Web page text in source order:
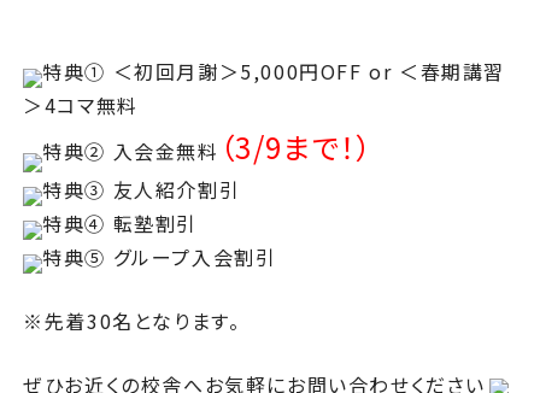
特典① ＜初回月謝＞5,000円OFF or ＜春期講習
＞4コマ無料
特典② 入会金無料 （3/9まで！）
特典③ 友人紹介割引
特典④ 転塾割引
特典⑤ グループ入会割引
※先着30名となります。
ぜひお近くの校舎へお気軽にお問い合わせください